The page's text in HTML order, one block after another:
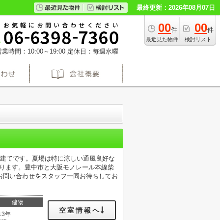
最終更新：2026年08月07日
00件
最近見た物件
00件
検討リスト
業時間：10:00～19:00 定休日：毎週水曜
てです。夏場は特に涼しい通風良好な
ます。豊中市と大阪モノレール本線柴
い合わせをスタッフ一同お待ちしてお
建物
年
空室情報へ